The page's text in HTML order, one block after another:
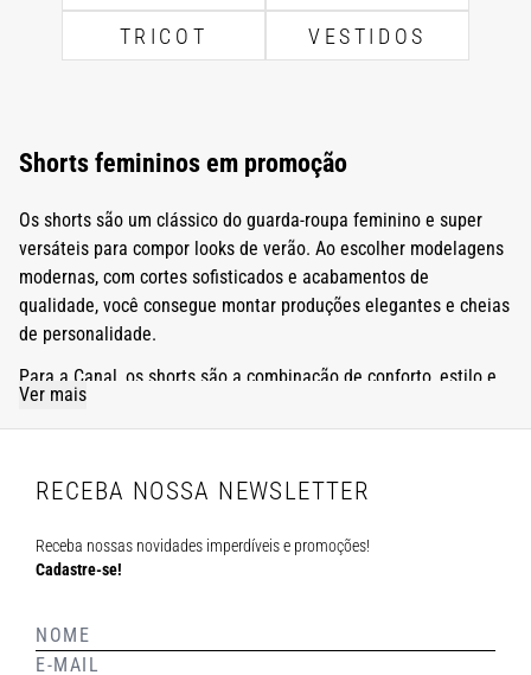
TRICOT
VESTIDOS
Shorts femininos em promoção
Os shorts são um clássico do guarda-roupa feminino e super
versáteis para compor looks de verão. Ao escolher modelagens
modernas, com cortes sofisticados e acabamentos de
qualidade, você consegue montar produções elegantes e cheias
de personalidade.
Para a Canal, os shorts são a combinação de conforto, estilo e
sofisticação. Por isso, investimos em peças que valorizam a
silhueta, têm um ótimo caimento e contam com detalhes que
Quer ter mais opções para fazer produções de verão modernas
e elegantes? Explore os shorts em promoção na Canal e
descubra modelos que vão transformar o seu guarda-roupa.
A seleção de shorts femininos com desconto no site da Canal é
Ver mais
RECEBA NOSSA NEWSLETTER
Receba nossas novidades imperdíveis e promoções!
Cadastre-se!